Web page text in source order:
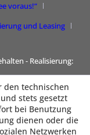
voraus!“
und Leasing
- Realisierung:
den technischen
stets gesetzt
bei Benutzung
dienen oder die
Netzwerken